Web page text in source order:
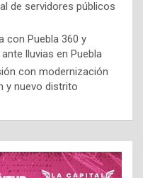
de servidores públicos
con Puebla 360 y
lluvias en Puebla
con modernización
y nuevo distrito